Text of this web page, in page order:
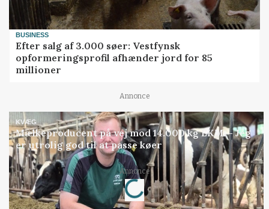
BUSINESS
Efter salg af 3.000 søer: Vestfynsk
opformeringsprofil afhænder jord for 85
millioner
Annonce
KVÆG
Mælkeproducent på vej mod 14.000 kg EKM: - Jeg
er utrolig god til at passe køer
Annonce
Loading...